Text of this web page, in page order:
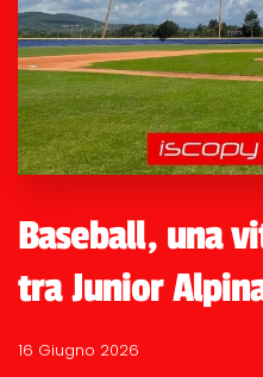
Baseball, una
tra Junior
16 Giugno 2026